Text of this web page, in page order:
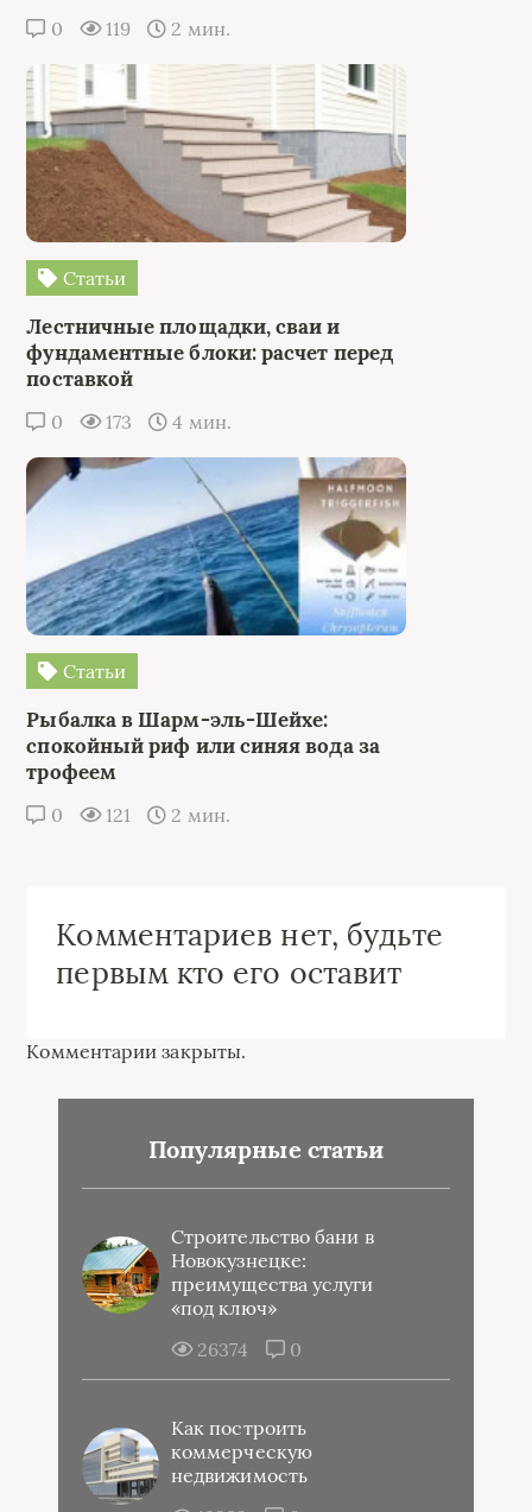
0 119 2 мин.
Статьи
Лестничные площадки, сваи и
фундаментные блоки: расчет перед
поставкой
0 173 4 мин.
Статьи
Рыбалка в Шарм-эль-Шейхе:
спокойный риф или синяя вода за
трофеем
0 121 2 мин.
Комментариев нет, будьте
первым кто его оставит
Комментарии закрыты.
Популярные статьи
Строительство бани в
Новокузнецке:
преимущества услуги
«под ключ»
26374
0
Как построить
коммерческую
недвижимость